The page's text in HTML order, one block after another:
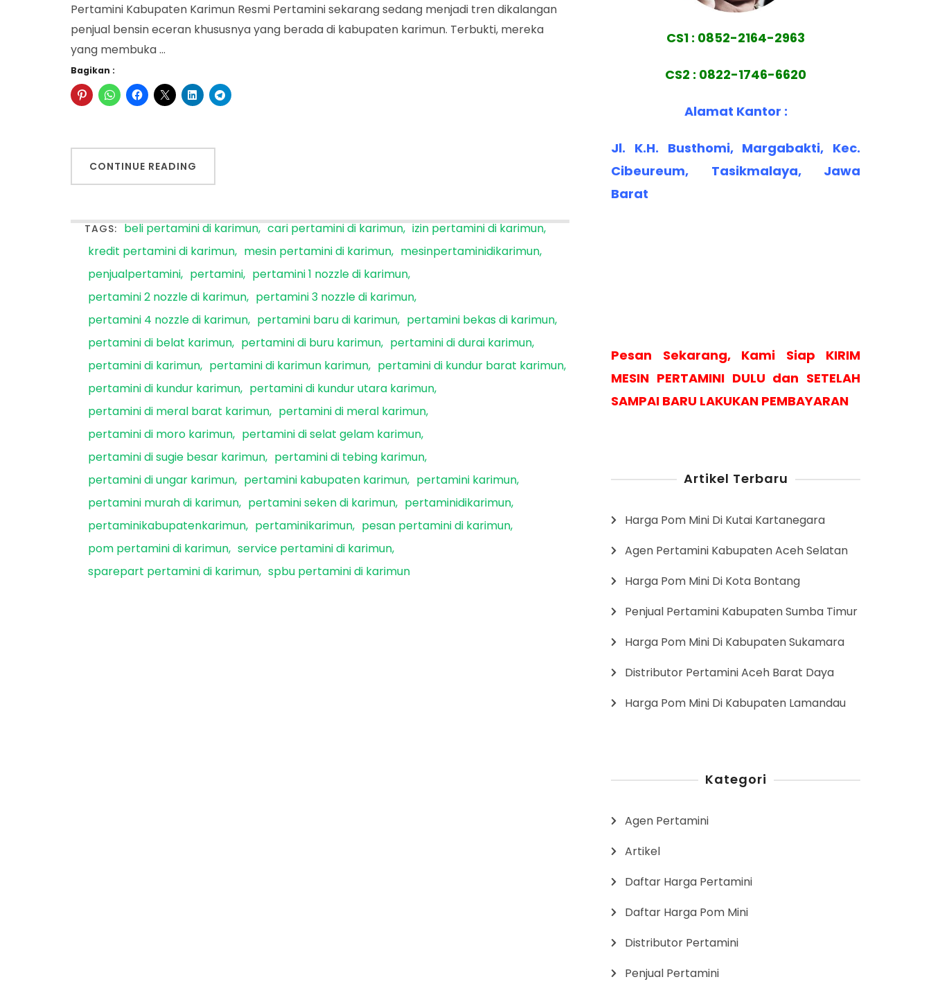
Pertamini Kabupaten Karimun Resmi Pertamini sekarang sedang menjadi tren dikalangan
penjual bensin eceran khususnya yang berada di kabupaten karimun. Terbukti, mereka
yang membuka …
Bagikan :
CONTINUE READING
TAGS: beli pertamini di karimun cari pertamini di karimun izin pertamini di karimun
kredit pertamini di karimun
mesin pertamini di karimun
mesinpertaminidikarimun
penjualpertamini
pertamini
pertamini 1 nozzle di karimun
pertamini 2 nozzle di karimun
pertamini 3 nozzle di karimun
pertamini 4 nozzle di karimun
pertamini baru di karimun
pertamini bekas di karimun
pertamini di belat karimun
pertamini di buru karimun
pertamini di durai karimun
pertamini di karimun
pertamini di karimun karimun
pertamini di kundur barat karimun
pertamini di kundur karimun
pertamini di kundur utara karimun
pertamini di meral barat karimun
pertamini di meral karimun
pertamini di moro karimun
pertamini di selat gelam karimun
pertamini di sugie besar karimun
pertamini di tebing karimun
pertamini di ungar karimun
pertamini kabupaten karimun
pertamini karimun
pertamini murah di karimun
pertamini seken di karimun
pertaminidikarimun
pertaminikabupatenkarimun
pertaminikarimun
pesan pertamini di karimun
pom pertamini di karimun service pertamini di karimun
sparepart pertamini di karimun spbu pertamini di karimun
CS1 : 0852-2164-2963
CS2 : 0822-1746-6620
Alamat Kantor :
Jl. K.H. Busthomi, Margabakti, Kec.
Cibeureum, Tasikmalaya, Jawa
Barat
Pesan Sekarang, Kami Siap KIRIM
MESIN PERTAMINI DULU dan SETELAH
SAMPAI BARU LAKUKAN PEMBAYARAN
Artikel Terbaru
Harga Pom Mini Di Kutai Kartanegara
Agen Pertamini Kabupaten Aceh Selatan
Harga Pom Mini Di Kota Bontang
Penjual Pertamini Kabupaten Sumba Timur
Harga Pom Mini Di Kabupaten Sukamara
Distributor Pertamini Aceh Barat Daya
Harga Pom Mini Di Kabupaten Lamandau
Kategori
Agen Pertamini
Artikel
Daftar Harga Pertamini
Daftar Harga Pom Mini
Distributor Pertamini
Penjual Pertamini